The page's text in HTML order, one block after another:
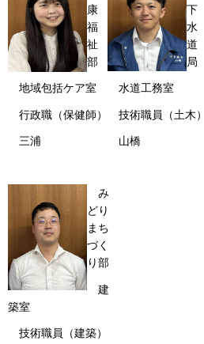
康
福
祉
部
地域包括ケア室
行政職（保健師）
三浦
下
水
道
局
水道工務室
技術職員（土木）
山橋
み
どり
まち
づく
り部
建
築室
技術職員（建築）